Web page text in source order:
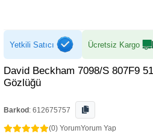
Yetkili Satıcı Ücretsiz Kargo
David Beckham 7098/S 807F9
Gözlüğü
Barkod : 612675757
(0) YorumYorum Yap